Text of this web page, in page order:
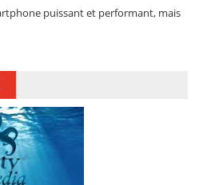
puissant et performant, mais